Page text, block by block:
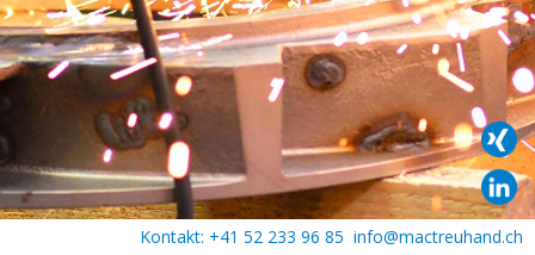
Kontakt: +41 52 233 96 85 info@mactreuhand.ch